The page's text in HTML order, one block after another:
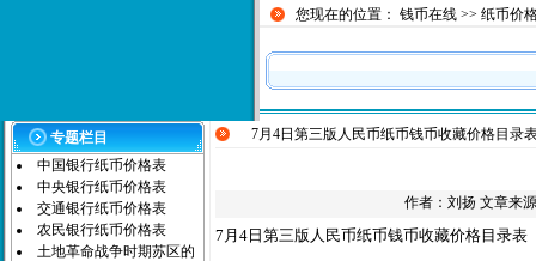
您现在的位置： 钱币在线>> 纸币价
专题栏目
中国银行纸币价格表
中央银行纸币价格表
交通银行纸币价格表
农民银行纸币价格表
土地革命战争时期苏区的
7月4日第三版人民币纸币钱币收藏价格目录
作者： 刘扬 文章来
7月4日第三版人民币纸币钱币收藏价格目录表